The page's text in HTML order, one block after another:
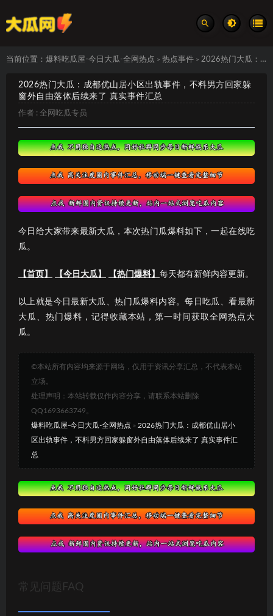
当前位置： 爆料吃瓜屋-今日大瓜-全网热点 > 热点事件 > 2026热门大瓜：成都优山居小区出轨事件，不料男方回家躲窗外自由落体后续来了 真实事件汇总
2026热门大瓜：成都优山居小区出轨事件，不料男方回家躲
窗外自由落体后续来了 真实事件汇总
作者 : 全网吃瓜专员
今日给大家带来最新大瓜，本次热门瓜爆料如下，一起在线吃
瓜。
【首页】 【今日大瓜】 【热门爆料】 每天都有新鲜内容更新。
以上就是今日最新大瓜、热门瓜爆料内容。每日吃瓜、看最新
大瓜、热门爆料，记得收藏本站，第一时间获取全网热点大
瓜。
©本站所有内容均来源于网络，仅用于资讯分享汇总，不代表本站
立场。
处理声明：本站转载仅作内容分享，请联系本站删除
QQ1693663749。
爆料吃瓜屋-今日大瓜-全网热点 » 2026热门大瓜：成都优山居小
区出轨事件，不料男方回家躲窗外自由落体后续来了 真实事件汇
总
常见问题FAQ